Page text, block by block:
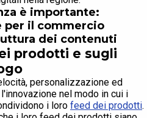
è importante:
per il commercio
dei contenuti
prodotti e sugli
personalizzazione ed
nel modo in cui i
i loro feed dei prodotti.